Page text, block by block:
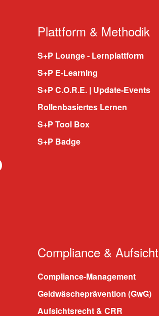
Plattform & Methodik
S+P Lounge - Lernplattform
S+P E-Learning
S+P C.O.R.E. | Update-Events
Rollenbasiertes Lernen
S+P Tool Box
S+P Badge
Compliance & Aufsicht
Compliance-Management
Geldwäscheprävention (GwG)
Aufsichtsrecht & CRR